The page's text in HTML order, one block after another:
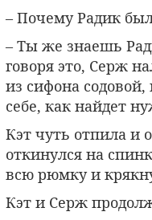
– Почему Радик
– Ты же знаешь
говоря это, Серж
из сифона
себе, как найдет
Кэт чуть отпила и
откинулся на
всю рюмку и
Кэт и Серж